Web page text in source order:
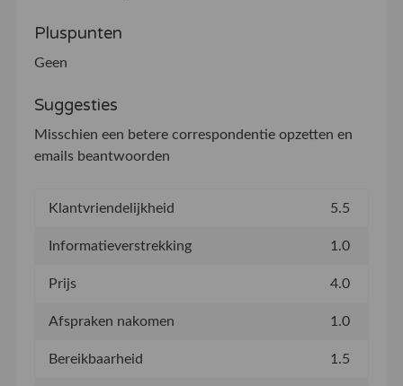
Pluspunten
Geen
Suggesties
Misschien een betere correspondentie opzetten en
emails beantwoorden
Klantvriendelijkheid 5.5
Informatieverstrekking 1.0
Prijs 4.0
Afspraken nakomen 1.0
Bereikbaarheid 1.5